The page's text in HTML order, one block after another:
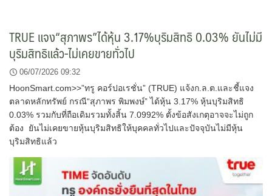
TRUE แจง“สุภาพร”ได้หุ้น 3.17%บุริมสิทธิ 0.03% ยันไม่มี
บุริมสิทธิแล้ว-ไม่เคยขายทั่วไป
06/07/2026 09:32
HoonSmart.com>>”ทรู คอร์ปอเรชั่น” (TRUE) แจ้งก.ล.ต.และชี้แจง
ตลาดหลักทรัพย์ กรณี“สุภาพร พิมพงษ์” ได้หุ้น 3.17% หุ้นบุริมสิทธิ
0.03% รวมกับที่ถือเดิมรวมทั้งสิ้น 7.0992% ตั้งข้อสังเกตุอาจจะไม่ถูก
ต้อง ยันไม่เคยขายหุ้นบุริมสิทธิให้บุคคลทั่วไปและปัจจุบันไม่มีหุ้น
บุริมสิทธิแล้ว